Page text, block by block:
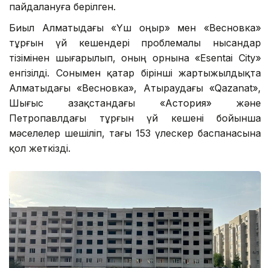
пайдалануға берілген.
Биыл Алматыдағы «Үш Қоңыр» мен «Весновка»
тұрғын үй кешендері проблемалы нысандар
тізімінен шығарылып, оның орнына «Esentai City»
енгізілді. Сонымен қатар бірінші жартыжылдықта
Алматыдағы «Весновка», Атыраудағы «Qazanat»,
Шығыс Қазақстандағы «Астория» және
Петропавлдағы тұрғын үй кешені бойынша
мәселелер шешіліп, тағы 153 үлескер баспанасына
қол жеткізді.